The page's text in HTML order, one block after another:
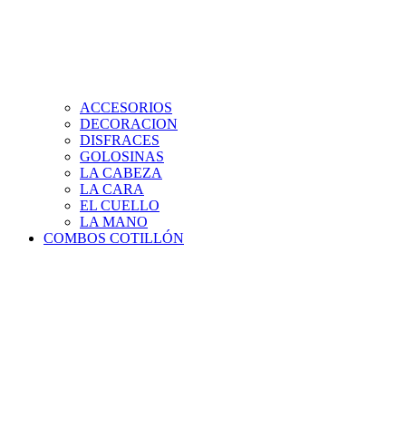
ACCESORIOS
DECORACION
DISFRACES
GOLOSINAS
LA CABEZA
LA CARA
EL CUELLO
LA MANO
COMBOS COTILLÓN